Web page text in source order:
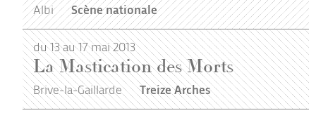
Albi Scène nationale
du 13 au 17 mai 2013
La Mastication des Morts
Brive-la-Gaillarde Treize Arches